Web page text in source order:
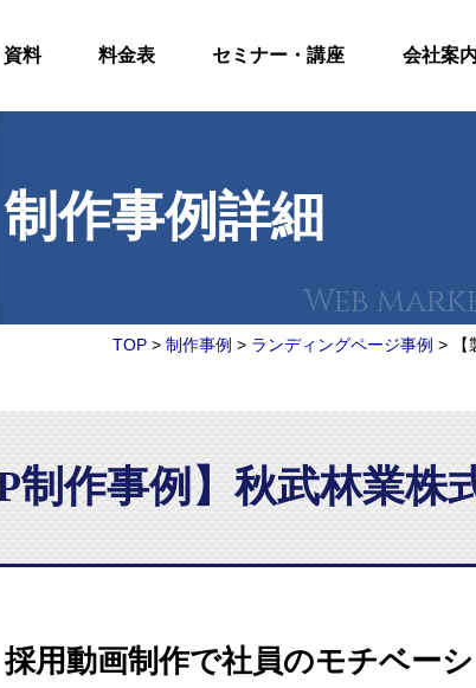
料 料金表 セミナー・講座 会社案内
制作事例詳細
TOP > 制作事例 > ランディングページ事例 >
制作事例】秋武林業株
採用動画制作で社員のモチベーシ